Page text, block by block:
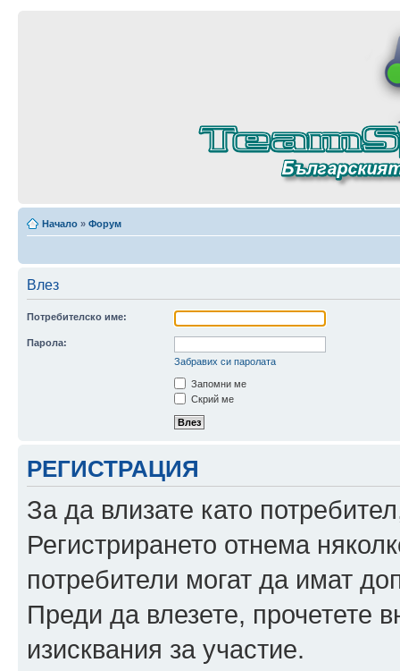
Начало » Форум
Влез
Потребителско име:
Парола:
Забравих си паролата
Запомни ме
Скрий ме
РЕГИСТРАЦИЯ
За да влизате като
Регистрирането отнема
потребители могат да имат
Преди да влезете, прочетете
изисквания за участие.